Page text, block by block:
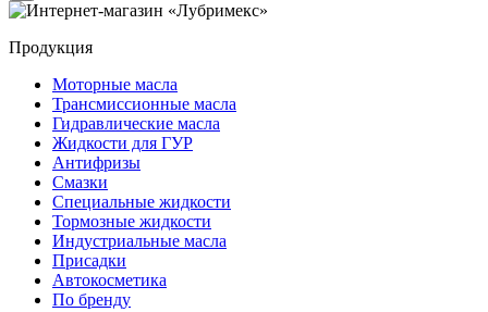
Продукция
Моторные масла
Трансмиссионные масла
Гидравлические масла
Жидкости для ГУР
Антифризы
Смазки
Специальные жидкости
Тормозные жидкости
Индустриальные масла
Присадки
Автокосметика
По бренду